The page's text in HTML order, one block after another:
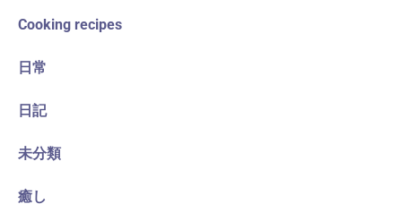
Cooking recipes
日常
日記
未分類
癒し